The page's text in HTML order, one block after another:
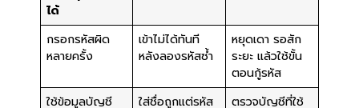
ได้
กรอกรหัสผิด
หลายครั้ง
เข้าไม่ได้ทันที
หลังลองรหัสซ้ำ
หยุดเดา รอสัก
ระยะ แล้วใช้ขั้น
ตอนกู้รหัส
ใช้ข้อมูลบัญชี
ใส่ชื่อถูกแต่รหัส
ตรวจบัญชีที่ใช้